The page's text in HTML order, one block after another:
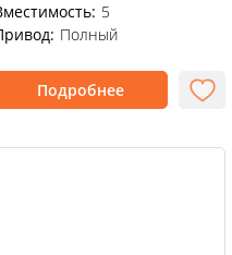
5
Полный
Подробнее